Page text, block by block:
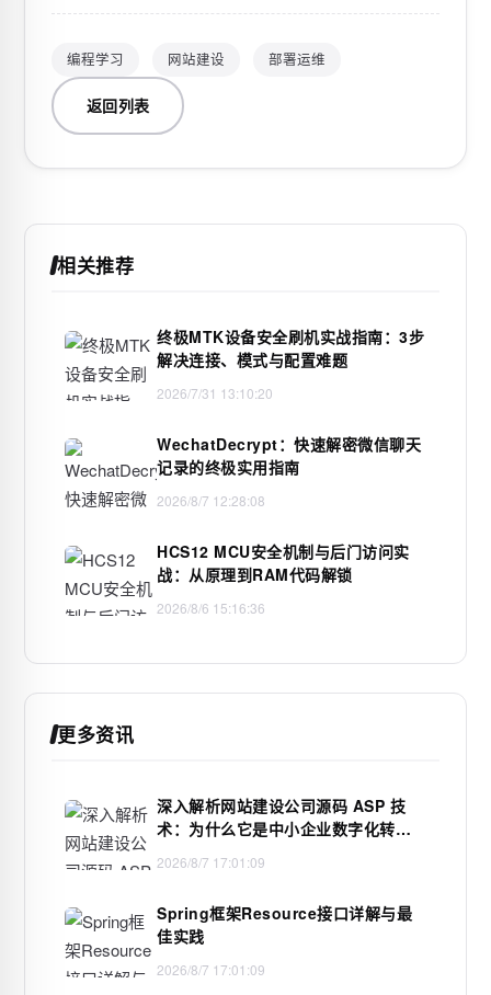
编程学习 网站建设 部署运维
返回列表
相关推荐
终极MTK设备安全刷机实战指南：3步
解决连接、模式与配置难题
2026/7/31 13:10:20
WechatDecrypt：快速解密微信聊天
记录的终极实用指南
2026/8/7 12:28:08
HCS12 MCU安全机制与后门访问实
战：从原理到RAM代码解锁
2026/8/6 15:16:36
更多资讯
深入解析网站建设公司源码 ASP 技
术：为什么它是中小企业数字化转型
2026/8/7 17:01:09
Spring框架Resource接口详解与最
佳实践
2026/8/7 17:01:09